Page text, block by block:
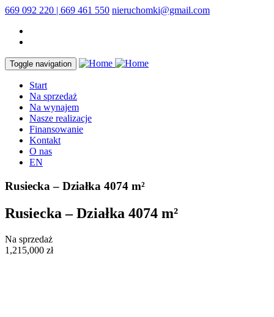
669 092 220 | 669 461 550 nieruchomki@gmail.com
Toggle navigation
Start
Na sprzedaż
Na wynajem
Nasze realizacje
Finansowanie
Kontakt
O nas
EN
Rusiecka – Działka 4074 m²
Rusiecka – Działka 4074 m²
Na sprzedaż
1,215,000 zł